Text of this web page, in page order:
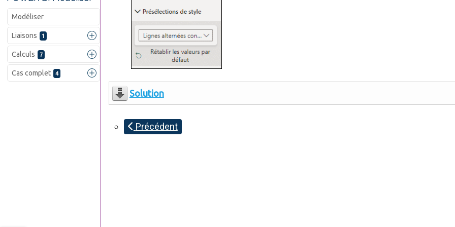
Modéliser
Liaisons 1
Calculs 7
Cas complet 4
Solution
Précédent